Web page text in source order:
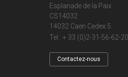
Esplanade de la Paix
CS14032
14032 Caen Cedex 5
Tel : + 33 (0)2-31-56-62-20
Contactez-nous